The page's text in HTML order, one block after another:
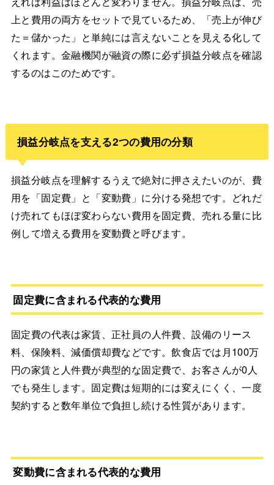
上と費用の両方をセットで見ているため、「売上が伸び
た＝儲かった」と単純には言えないことを見える化して
くれます。金融機関が融資の際に必ず損益分岐点を確認
するのはこのためです。
損益分岐点を支える2つの費用の分類
損益分岐点を理解するうえで絶対に押さえたいのが、費
用を「固定費」と「変動費」に分ける発想です。どれだ
け売れてもほぼ変わらない費用を固定費、売れる量に比
例して増える費用を変動費と呼びます。
固定費に含まれる代表的な費用
固定費の代表は家賃、正社員の人件費、設備のリース
料、保険料、減価償却費などです。飲食店では月100万
円の家賃と人件費が典型的な固定費で、お客さんが0人
でも発生します。固定費は短期的には変えにくく、一度
契約すると数年単位で負担し続ける性質があります。
変動費に含まれる代表的な費用